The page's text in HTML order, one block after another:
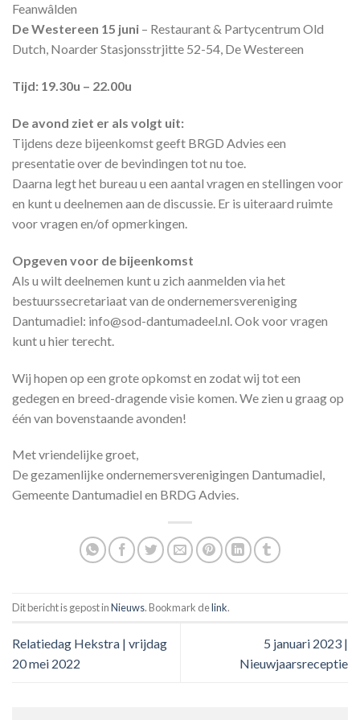
Feanwâlden
De Westereen 15 juni – Restaurant & Partycentrum Old
Dutch, Noarder Stasjonsstrjitte 52-54, De Westereen
Tijd: 19.30u – 22.00u
De avond ziet er als volgt uit:
Tijdens deze bijeenkomst geeft BRGD Advies een
presentatie over de bevindingen tot nu toe.
Daarna legt het bureau u een aantal vragen en stellingen voor
en kunt u deelnemen aan de discussie. Er is uiteraard ruimte
voor vragen en/of opmerkingen.
Opgeven voor de bijeenkomst
Als u wilt deelnemen kunt u zich aanmelden via het
bestuurssecretariaat van de ondernemersvereniging
Dantumadiel: info@sod-dantumadeel.nl. Ook voor vragen
kunt u hier terecht.
Wij hopen op een grote opkomst en zodat wij tot een
gedegen en breed-dragende visie komen. We zien u graag op
één van bovenstaande avonden!
Met vriendelijke groet,
De gezamenlijke ondernemersverenigingen Dantumadiel,
Gemeente Dantumadiel en BRDG Advies.
Dit bericht is gepost inNieuws. Bookmark delink.
Relatiedag Hekstra | vrijdag
20 mei 2022
5 januari 2023 |
Nieuwjaarsreceptie